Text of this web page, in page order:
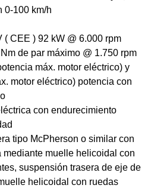
0-100 km/h
( CEE ) 92 kW @ 6.000 rpm
de par máximo @ 1.750 rpm
máx. motor eléctrico) y
motor eléctrico) potencia con
con endurecimiento
tipo McPherson o similar con
mediante muelle helicoidal con
suspensión trasera de eje de
helicoidal con ruedas